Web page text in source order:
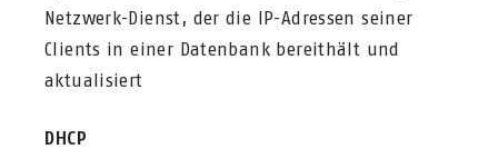
Netzwerk-Dienst, der die IP-Adressen seiner
Clients in einer Datenbank bereithält und
aktualisiert
DHCP